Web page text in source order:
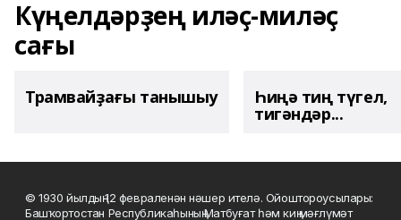
Күңелдәрҙең иләҫ-миләҫ
сағы
Трамвайҙағы танышыу Һиңә тиң түгел,
тигәндәр...
© 1930 йылдың 12 февраленән нәшер ителә. Ойоштороусылары:
Башҡортостан Республикаһының Матбуғат һәм киң мәғлүмәт